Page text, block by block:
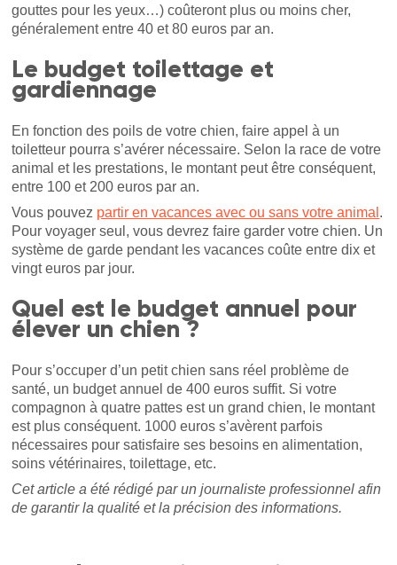
gouttes pour les yeux…) coûteront plus ou moins cher,
généralement entre 40 et 80 euros par an.
Le budget toilettage et
gardiennage
En fonction des poils de votre chien, faire appel à un
toiletteur pourra s’avérer nécessaire. Selon la race de votre
animal et les prestations, le montant peut être conséquent,
entre 100 et 200 euros par an.
Vous pouvez partir en vacances avec ou sans votre animal .
Pour voyager seul, vous devrez faire garder votre chien. Un
système de garde pendant les vacances coûte entre dix et
vingt euros par jour.
Quel est le budget annuel pour
élever un chien ?
Pour s’occuper d’un petit chien sans réel problème de
santé, un budget annuel de 400 euros suffit. Si votre
compagnon à quatre pattes est un grand chien, le montant
est plus conséquent. 1000 euros s’avèrent parfois
nécessaires pour satisfaire ses besoins en alimentation,
soins vétérinaires, toilettage, etc.
Cet article a été rédigé par un journaliste professionnel afin
de garantir la qualité et la précision des informations.